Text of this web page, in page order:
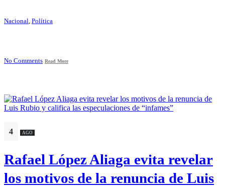
Nacional, Política
No Comments Read More
4 AGO
Rafael López Aliaga evita revelar
los motivos de la renuncia de Luis